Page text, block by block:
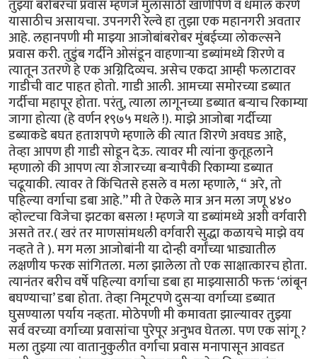
तुझ्या बरोबरचा प्रवास म्हणजे मुलांसाठी खाणेपिणे व धमाल करणे
यासाठीच असायचा. उपनगरी रेल्वे हा तुझा एक महानगरी अवतार
आहे. लहानपणी मी माझ्या आजोबांबरोबर मुंबईच्या लोकल्सने
प्रवास करी. तुडुंब गर्दीने ओसंडून वाहणाऱ्या डब्यांमध्ये शिरणे व
त्यातून उतरणे हे एक अग्निदिव्यच. असेच एकदा आम्ही फलाटावर
गाडीची वाट पाहत होतो. गाडी आली. आमच्या समोरच्या डब्यात
गर्दीचा महापूर होता. परंतु, त्याला लागूनच्या डब्यात बऱ्याच रिकाम्या
जागा होत्या (हे वर्णन १९७५ मधले !). माझे आजोबा गर्दीच्या
डब्याकडे बघत हताशपणे म्हणाले की त्यात शिरणे अवघड आहे,
तेव्हा आपण ही गाडी सोडून देऊ. त्यावर मी त्यांना कुतूहलाने
म्हणालो की आपण त्या शेजारच्या बऱ्यापैकी रिकाम्या डब्यात
चढूयाकी. त्यावर ते किंचितसे हसले व मला म्हणाले, “ अरे, तो
पहिल्या वर्गाचा डबा आहे.’’ मी ते ऐकले मात्र अन मला जणू ४४०
व्होल्टचा विजेचा झटका बसला ! म्हणजे या डब्यांमध्ये अशी वर्गवारी
असते तर.( खरं तर माणसांमधली वर्गवारी सुद्धा कळायचे माझे वय
नव्हते ते ). मग मला आजोबांनी या दोन्ही वर्गांच्या भाड्यातील
लक्षणीय फरक सांगितला. मला झालेला तो एक साक्षात्कारच होता.
त्यानंतर बरीच वर्षे पहिल्या वर्गाचा डबा हा माझ्यासाठी फक्त ‘लांबून
बघण्याचा’ डबा होता. तेव्हा निमूटपणे दुसऱ्या वर्गाच्या डब्यात
घुसण्याला पर्याय नव्हता. मोठेपणी मी कमावता झाल्यावर तुझ्या
सर्व वरच्या वर्गाच्या प्रवासांचा पुरेपूर अनुभव घेतला. पण एक सांगू ?
मला तुझ्या त्या वातानुकुलीत वर्गाचा प्रवास मनापासून आवडत